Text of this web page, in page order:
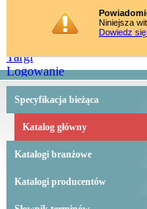
Strona główna
Katalog towarów
Targi
Logowanie
Specyfikacja bieżąca
Katalog główny
Katalogi branżowe
Katalogi producentów
Niniejsza
Dowiedz